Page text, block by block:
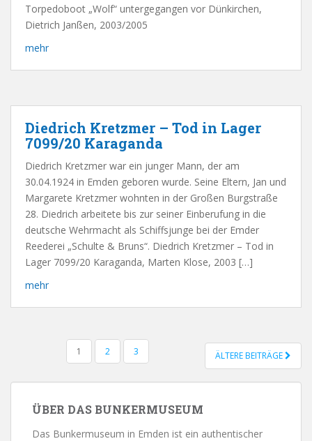
Torpedoboot „Wolf“ untergegangen vor Dünkirchen,
Dietrich Janßen, 2003/2005
mehr
Diedrich Kretzmer – Tod in Lager
7099/20 Karaganda
Diedrich Kretzmer war ein junger Mann, der am
30.04.1924 in Emden geboren wurde. Seine Eltern, Jan und
Margarete Kretzmer wohnten in der Großen Burgstraße
28. Diedrich arbeitete bis zur seiner Einberufung in die
deutsche Wehrmacht als Schiffsjunge bei der Emder
Reederei „Schulte & Bruns“. Diedrich Kretzmer – Tod in
Lager 7099/20 Karaganda, Marten Klose, 2003 […]
mehr
BEITRAGSNAVIGATION
1 2 3 ÄLTERE BEITRÄGE
ÜBER DAS BUNKERMUSEUM
Das Bunkermuseum in Emden ist ein authentischer